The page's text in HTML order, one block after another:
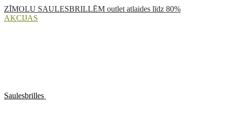
ZĪMOLU SAULESBRILLĒM outlet atlaides līdz 80%
AKCIJAS
Saulesbrilles